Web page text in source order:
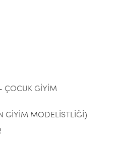
ÇOCUK GİYİM
GİYİM MODELİSTLİĞİ)